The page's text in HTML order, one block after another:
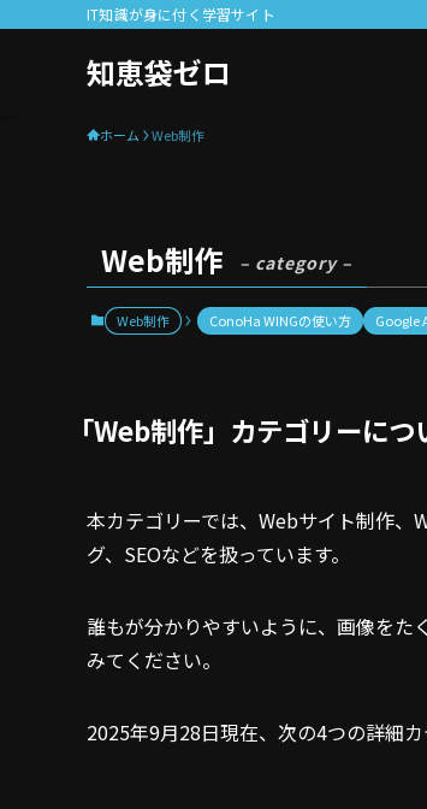
IT知識が身に付く学習サイト
知恵袋ゼロ
ホーム Web制作
Web制作 – category –
Web制作 ConoHa WINGの使い方 Google
「Web制作」カテゴリーにつ
本カテゴリーでは、Webサイト制作、
グ、SEOなどを扱っています。
誰もが分かりやすいように、画像をた
みてください。
2025年9月28日現在、次の4つの詳細カ